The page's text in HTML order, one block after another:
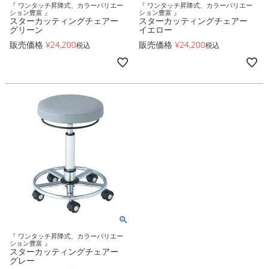
『 ワンタッチ昇降式、カラーバリエー
ション豊富 』
スターカッティングチェアー
グリーン
販売価格 ¥24,200税込
『 ワンタッチ昇降式、カラーバリエー
ション豊富 』
スターカッティングチェアー
イエロー
販売価格 ¥24,200税込
『 ワンタッチ昇降式、カラーバリエー
ション豊富 』
スターカッティングチェアー
グレー